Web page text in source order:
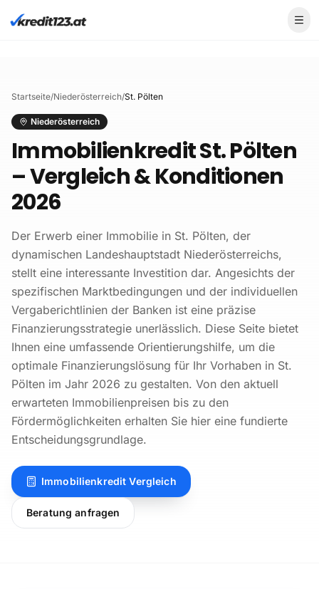
Startseite/Niederösterreich/St. Pölten
Niederösterreich
Immobilienkredit St. Pölten
– Vergleich & Konditionen
2026
Der Erwerb einer Immobilie in St. Pölten, der
dynamischen Landeshauptstadt Niederösterreichs,
stellt eine interessante Investition dar. Angesichts der
spezifischen Marktbedingungen und der individuellen
Vergaberichtlinien der Banken ist eine präzise
Finanzierungsstrategie unerlässlich. Diese Seite bietet
Ihnen eine umfassende Orientierungshilfe, um die
optimale Finanzierungslösung für Ihr Vorhaben in St.
Pölten im Jahr 2026 zu gestalten. Von den aktuell
erwarteten Immobilienpreisen bis zu den
Fördermöglichkeiten erhalten Sie hier eine fundierte
Entscheidungsgrundlage.
Immobilienkredit Vergleich
Beratung anfragen